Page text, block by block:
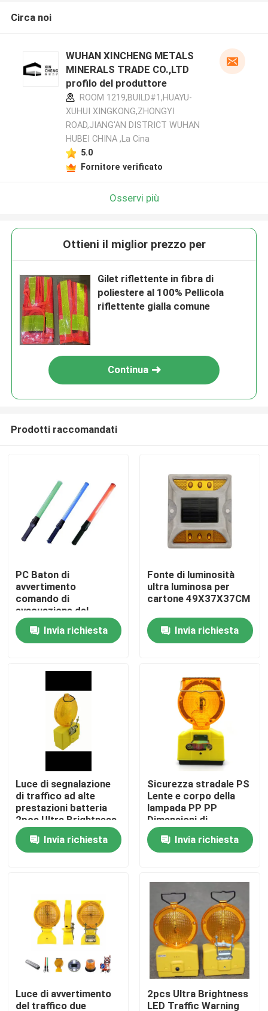
Prodotti
Circa noi
Giro della fabbrica
Controllo di qualità
Contattici
Piatto di acciaio al carbonio
Striscia di acciaio al carbonio
Barra di acciaio al carbonio
Circa noi
WUHAN XINCHENG METALS
MINERALS TRADE CO.,LTD
profilo del produttore
ROOM 1219,BUILD#1,HUAYU-
XUHUI XINGKONG,ZHONGYI
ROAD,JIANG'AN DISTRICT WUHAN
HUBEI CHINA ,La Cina
5.0
Fornitore verificato
Osservi più
Ottieni il miglior prezzo per
Gilet riflettente in fibra di
poliestere al 100% Pellicola
riflettente gialla comune
Continua
Prodotti raccomandati
PC Baton di
avvertimento
comando di
evacuazione del
traffico nelle aree
densamente popolate
Invia richiesta
Fonte di luminosità
ultra luminosa per
cartone 49X37X37CM
Invia richiesta
Luce di segnalazione
di traffico ad alte
prestazioni batteria
2pcs Ultra Brightness
LED
Invia richiesta
Sicurezza stradale PS
Lente e corpo della
lampada PP PP
Dimensioni di
imballaggio
49X37X37CM
Invia richiesta
Luce di avvertimento
del traffico due
2pcs Ultra Brightness
LED Traffic Warning